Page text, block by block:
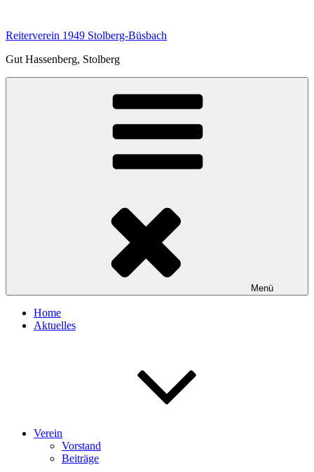
springen
Reiterverein 1949 Stolberg-Büsbach
Gut Hassenberg, Stolberg
Menü
Home
Aktuelles
Verein
Vorstand
Beiträge